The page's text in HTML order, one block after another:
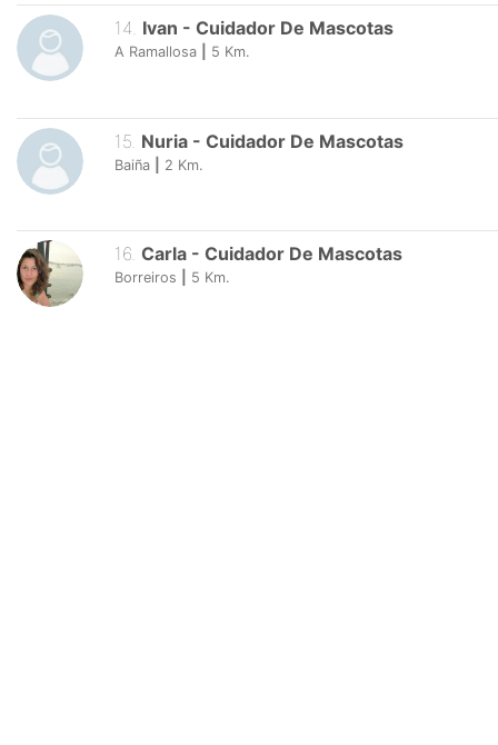
14. Ivan - Cuidador De Mascotas
A Ramallosa 5 Km.
15 Nuria - Cuidador De Mascotas
Baiña 2 Km.
16 Carla - Cuidador De Mascotas
Borreiros 5 Km.